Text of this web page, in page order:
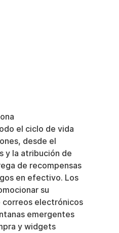
el ciclo de vida
desde el
y la atribución de
de recompensas
en efectivo. Los
su
correos electrónicos
emergentes
y widgets